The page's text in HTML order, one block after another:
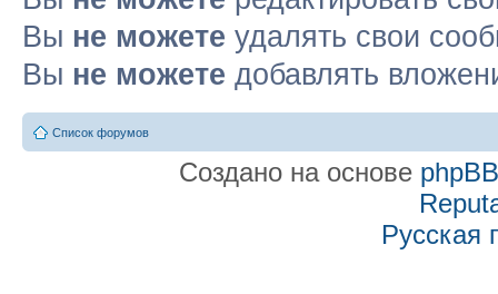
Вы не можете удалять свои
Вы не можете добавлять
Список форумов
Создано на основе phpBB
Русская